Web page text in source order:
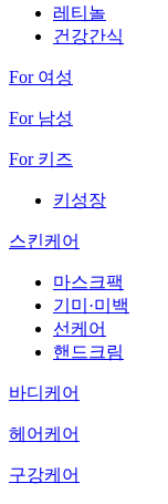
레티놀
건강간식
For 여성
For 남성
For 키즈
키성장
스킨케어
마스크팩
기미·미백
선케어
핸드크림
바디케어
헤어케어
구강케어